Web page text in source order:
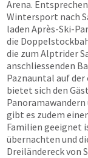
Arena.
Wintersport nach
laden Après-Ski-
die
die zum Alptrider
anschliessenden
Paznauntal auf
bietet sich den
gibt es zudem
Familien geeignet
übernachten und
Dreiländereck von